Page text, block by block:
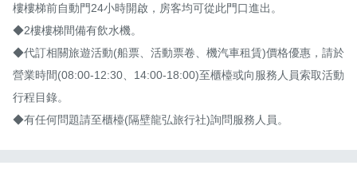
樓樓梯前自動門24小時開啟，房客均可從此門口進出。
◆2樓樓梯間備有飲水機。
◆代訂相關旅遊活動(船票、活動票卷、機汽車租賃)價格優惠，請於
營業時間(08:00-12:30、14:00-18:00)至櫃檯或向服務人員索取活動
行程目錄。
◆有任何問題請至櫃檯(隔壁龍弘旅行社)詢問服務人員。